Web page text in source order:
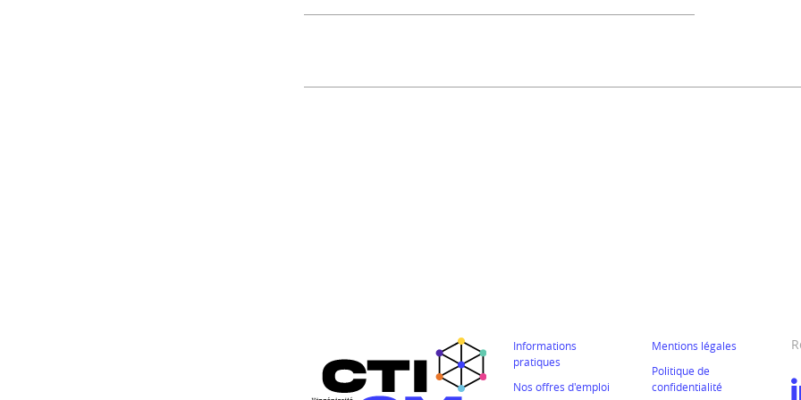
Informations
pratiques
Nos offres d'emploi
Mentions légales
Politique de
confidentialité